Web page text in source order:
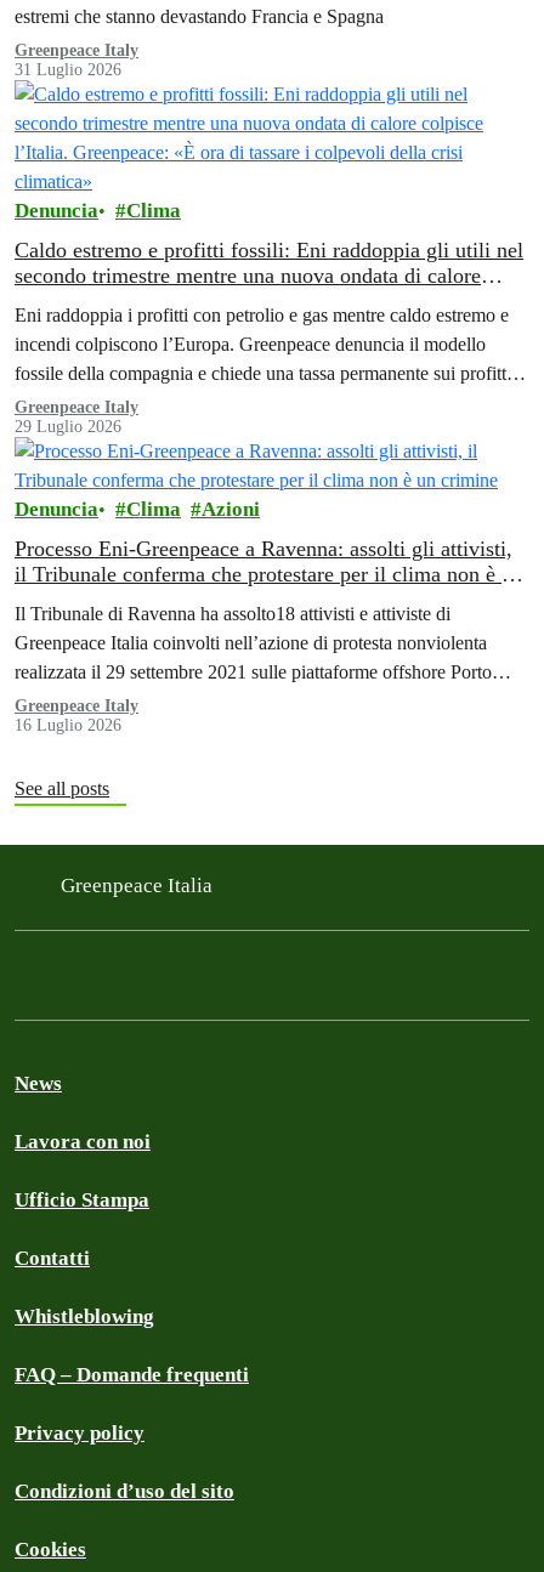
estremi che stanno devastando Francia e Spagna
Greenpeace Italy
31 Luglio 2026
Denuncia Clima
Caldo estremo e profitti fossili: Eni raddoppia gli utili nel
secondo trimestre mentre una nuova ondata di calore
della crisi climatica»
Eni raddoppia i profitti con petrolio e gas mentre caldo estremo e
incendi colpiscono l’Europa. Greenpeace denuncia il modello
fossile della compagnia e chiede una tassa permanente sui profitti
delle aziende fossili
Greenpeace Italy
29 Luglio 2026
Denuncia Clima Azioni
Processo Eni-Greenpeace a Ravenna: assolti gli attivisti,
il Tribunale conferma che protestare per il clima non è un
Il Tribunale di Ravenna ha assolto18 attivisti e attiviste di
Greenpeace Italia coinvolti nell’azione di protesta nonviolenta
realizzata il 29 settembre 2021 sulle piattaforme offshore Porto
Corsini di Eni, al largo di Ravenna.
Greenpeace Italy
16 Luglio 2026
See all posts
Greenpeace Italia
News
Lavora con noi
Ufficio Stampa
Contatti
Whistleblowing
FAQ – Domande frequenti
Privacy policy
Condizioni d’uso del sito
Cookies